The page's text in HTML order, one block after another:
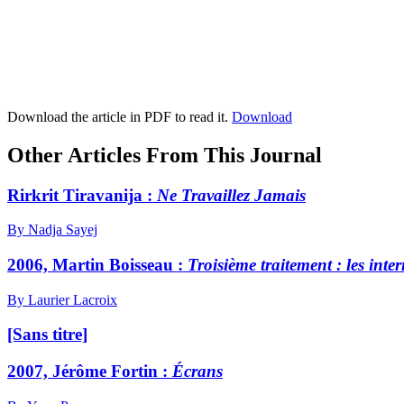
Download the article in PDF to read it. Download
Other Articles From This Journal
Rirkrit Tiravanija : Ne Travaillez Jamais
By Nadja Sayej
2006, Martin Boisseau : Troisième traitement : les
By Laurier Lacroix
[Sans titre]
2007, Jérôme Fortin : Écrans